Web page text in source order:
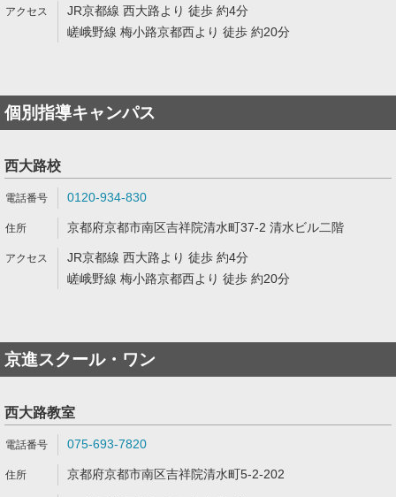
JR京都線 西大路より 徒歩 約4分
嵯峨野線 梅小路京都西より 徒歩 約20分
個別指導キャンパス
西大路校
0120-934-830
京都府京都市南区吉祥院清水町37-2 清水ビル二階
JR京都線 西大路より 徒歩 約4分
嵯峨野線 梅小路京都西より 徒歩 約20分
京進スクール・ワン
西大路教室
075-693-7820
京都府京都市南区吉祥院清水町5-2-202